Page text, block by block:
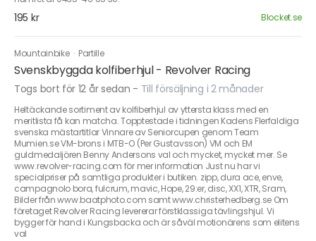
195 kr Blocket.se
Mountainbike · Partille
Svenskbyggda kolfiberhjul - Revolver Racing
Togs bort för 12 år sedan - Till försäljning i 2 månader
Heltäckande sortiment av kolfiberhjul av yttersta klass med en
meritlista få kan matcha. Topptestade i tidningen Kadens Flerfaldiga
svenska mästartitlar Vinnare av Seniorcupen genom Team
Mumien.se VM-brons i MTB-O (Per Gustavsson) VM och EM
guldmedaljören Benny Andersons val och mycket, mycket mer. Se
www.revolver-racing.com för mer information Just nu har vi
specialpriser på samtliga produkter i butiken. zipp, dura ace, enve,
campagnolo bora, fulcrum, mavic, Hope, 29:er, disc, XX1, XTR, Sram,
Bilder från www.baatphoto.com samt www.christerhedberg.se Om
företaget Revolver Racing levererar förstklassiga tävlingshjul. Vi
bygger för hand i Kungsbacka och är såväl motionärens som elitens
val